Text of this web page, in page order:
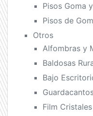
Pisos Goma
Pisos de
Otros
Alfombras y
Baldosas
Bajo
Film